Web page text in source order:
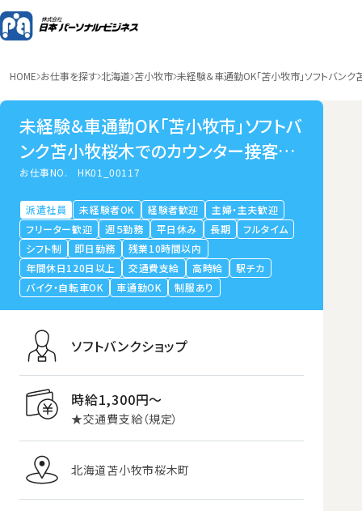
HOME お仕事を探す 北海道 苫小牧市 未経験＆車通勤OK「苫小牧市」ソフトバン
未経験＆車通勤OK「苫小牧市」ソフトバ
ンク苫小牧桜木でのカウンター接客ス
タッフ
お仕事NO.HK01_00117
派遣社員 未経験者OK 経験者歓迎
主婦・主夫歓迎
フリーター歓迎
週５勤務 平日休み 長期
フルタイム
シフト制
即日勤務
残業10時間以内
年間休日120日以上
交通費支給 高時給
駅チカ
バイク・自転車OK
車通勤OK 制服あり
ソフトバンクショップ
時給1,300円〜
★交通費支給（規定）
北海道苫小牧市桜木町